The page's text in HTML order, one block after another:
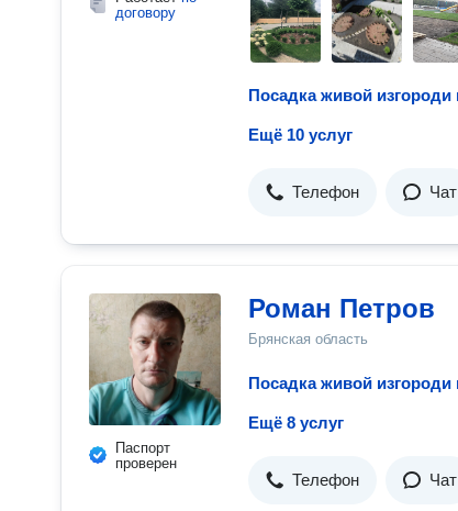
договору
Ещё 10 услуг
Телефон Чат
Паспорт
проверен
Роман Петров
Брянская область
Ещё 8 услуг
Телефон Чат